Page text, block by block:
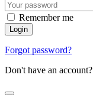
Remember me
Forgot password?
Don't have an account?